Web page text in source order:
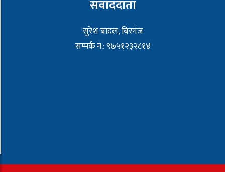
संवाददाता
सुरेश बादल, बिरगंज
सम्पर्क नं.: ९७५१२३२८१४